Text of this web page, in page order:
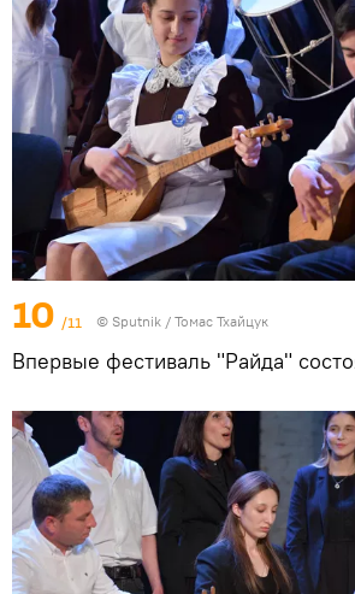
10 /11 © Sputnik / Томас Тхайцук
Впервые фестиваль "Райда"